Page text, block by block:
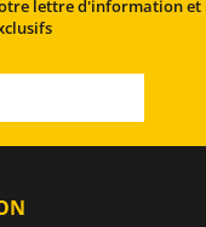
lettre d'information et